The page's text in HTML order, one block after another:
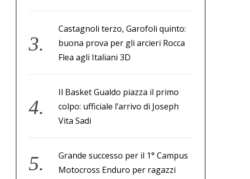
Castagnoli terzo, Garofoli quinto:
buona prova per gli arcieri Rocca
Flea agli Italiani 3D
Il Basket Gualdo piazza il primo
colpo: ufficiale l’arrivo di Joseph
Vita Sadi
Grande successo per il 1° Campus
Motocross Enduro per ragazzi